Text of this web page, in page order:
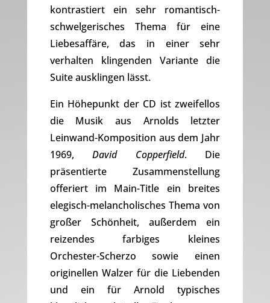
kontrastiert ein sehr romantisch-
schwelgerisches Thema für eine
Liebesaffäre, das in einer sehr
verhalten klingenden Variante die
Suite ausklingen lässt.
Ein Höhepunkt der CD ist zweifellos
die Musik aus Arnolds letzter
Leinwand-Komposition aus dem Jahr
1969,David Copperfield. Die
präsentierte Zusammenstellung
offeriert im Main-Title ein breites
elegisch-melancholisches Thema von
großer Schönheit, außerdem ein
reizendes farbiges kleines
Orchester-Scherzo sowie einen
originellen Walzer für die Liebenden
und ein für Arnold typisches